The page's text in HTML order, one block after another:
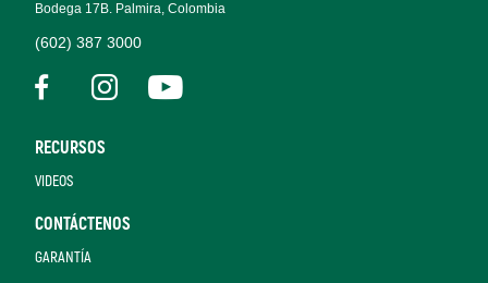
Bodega 17B. Palmira, Colombia
(602) 387 3000
RECURSOS
VIDEOS
CONTÁCTENOS
GARANTÍA